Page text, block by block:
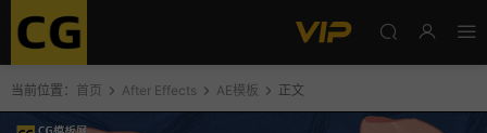
当前位置： 首页 After Effects AE模板 正文